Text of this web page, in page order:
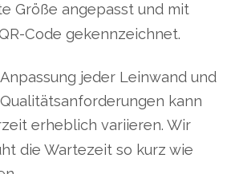
Größe angepasst und mit
Code gekennzeichnet.
jeder Leinwand und
kann
erheblich variieren. Wir
die Wartezeit so kurz wie